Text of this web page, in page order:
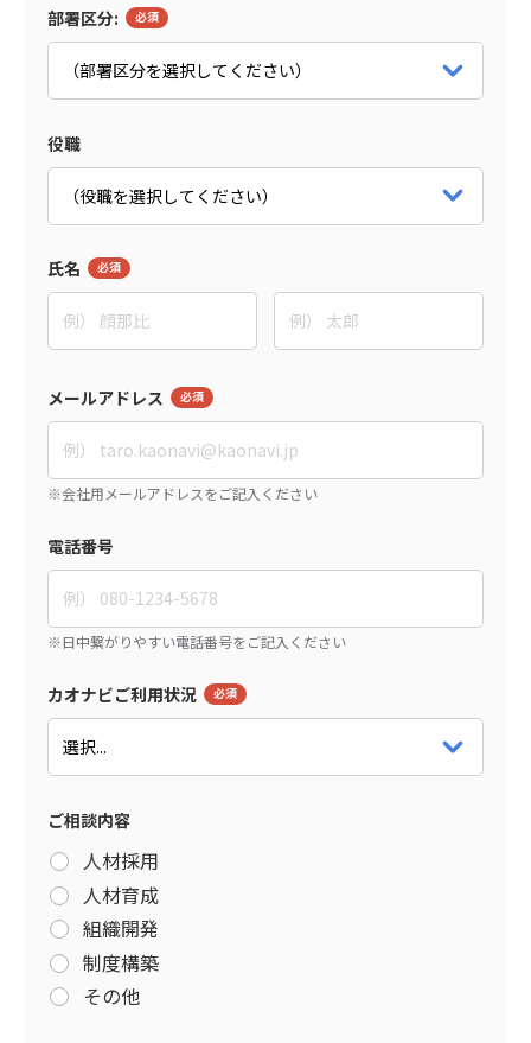
People Trees合同会社
Co-CEO
パートナー詳細をみる
部署区分:
役職
氏名
メールアドレス
電話番号
カオナビご利用状況
ご相談内容
人材採用
人材育成
組織開発
制度構築
その他